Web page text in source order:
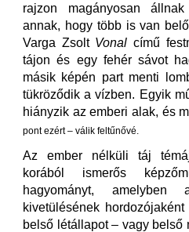
rajzon magányosan
annak, hogy több is van
Varga Zsolt Vonal című
tájon és egy fehér sávot
másik képén part menti
tükröződik a vízben. Egyik
hiányzik az emberi alak, és
pont ezért – válik feltűnővé.
Az ember nélküli táj
korából ismerős
hagyományt,
kivetülésének
belső létállapot – vagy belső